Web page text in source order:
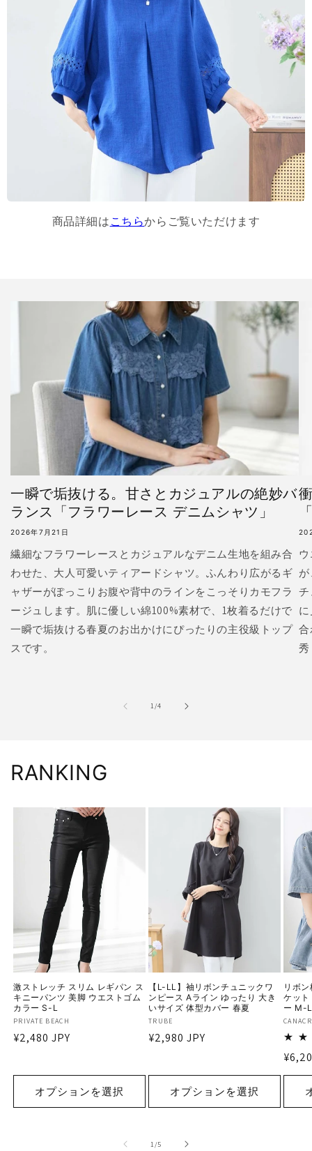
商品詳細はこちらからご覧いただけます
一瞬で垢抜ける。甘さとカジュアルの絶妙バ
ランス「フラワーレース デニムシャツ」
2026年7月21日
繊細なフラワーレースとカジュアルなデニム生地を組み合
わせた、大人可愛いティアードシャツ。ふんわり広がるギ
ャザーがぽっこりお腹や背中のラインをこっそりカモフラ
ージュします。肌に優しい綿100%素材で、1枚着るだけで
一瞬で垢抜ける春夏のお出かけにぴったりの主役級トップ
スです。
チ
合
秀
1/の
4
RANKING
激ストレッチ スリム レギパン ス
キニーパンツ 美脚 ウエストゴム
カラー S-L
販
売
PRIVATE BEACH
通
価
¥2,480 JPY
オプションを選択
【L-LL】袖リボンチュニックワ
ンピース Aライン ゆったり 大き
いサイズ 体型カバー 春夏
販
売
TRUBE
通
価
¥2,980 JPY
オプションを選択
リボ
ケット
ー M-L
販
売
元:
通
常
格
1/の
5